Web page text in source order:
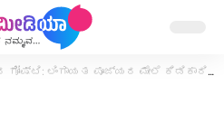
ಲಿಂಗಾಯತ ಪೂಜ್ಯರ ಮೇಲೆ ಕಿಡಿಕಾರಿದ ಪ್ರತಾಪ ಸಿಂಹಗೆ ತಿರುಗೇಟು